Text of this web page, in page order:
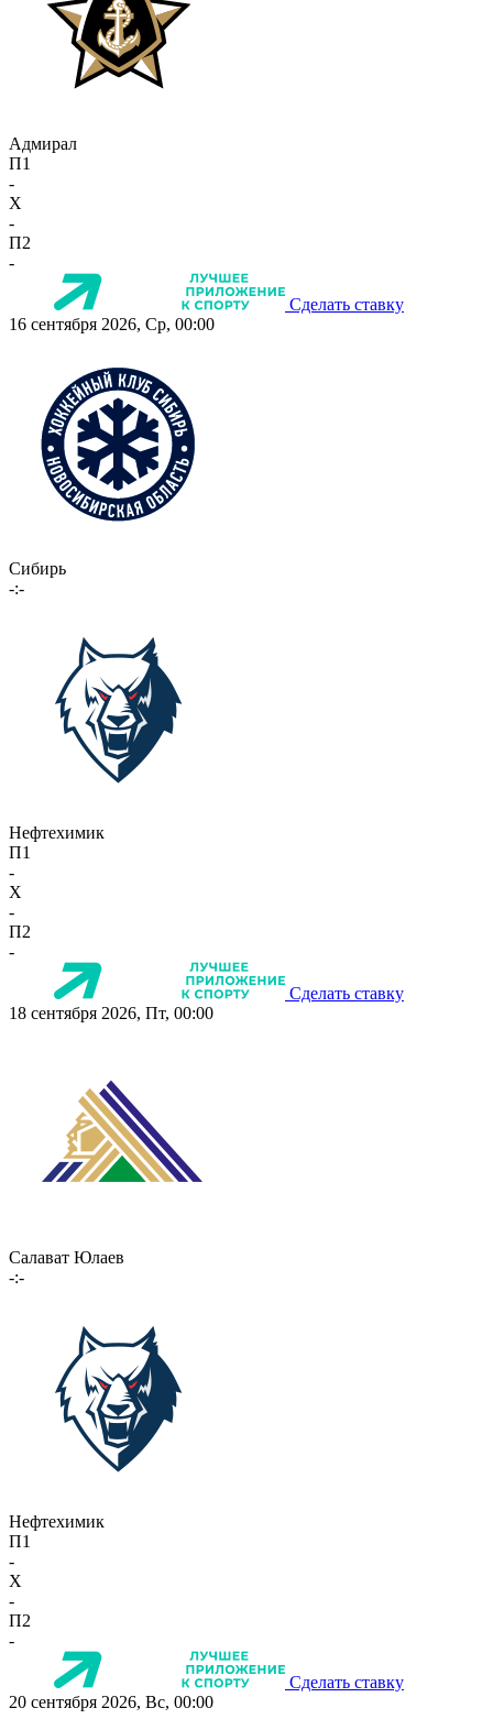
Адмирал
П1
-
X
-
П2
-
Сделать ставку
16 сентября 2026, Ср, 00:00
Сибирь
-:-
Нефтехимик
П1
-
X
-
П2
-
Сделать ставку
18 сентября 2026, Пт, 00:00
Салават Юлаев
-:-
Нефтехимик
П1
-
X
-
П2
-
Сделать ставку
20 сентября 2026, Вс, 00:00